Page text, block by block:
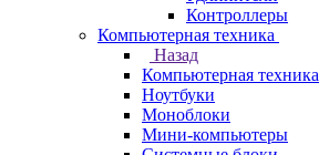
Контроллеры
Компьютерная техника
Назад
Компьютерная техника
Ноутбуки
Моноблоки
Мини-компьютеры